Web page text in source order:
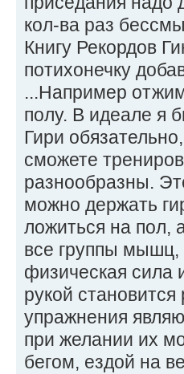
кол-ва раз
Книгу Рекордов
потихонечку
...Например
полу. В идеале я
Гири
сможете
разнообразны.
можно держать
ложиться на пол,
все группы мышц,
физическая сила
рукой
упражнения
при желании их
бегом, ездой на